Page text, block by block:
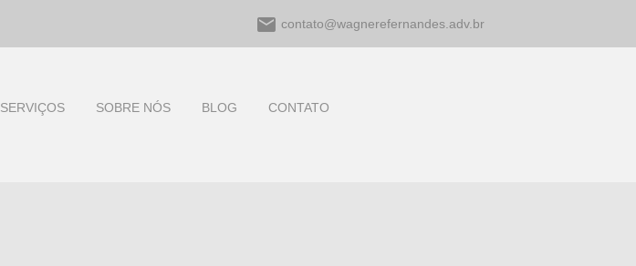
email contato@wagnerefernandes.adv.br
SERVIÇOS SOBRE NÓS BLOG CONTATO